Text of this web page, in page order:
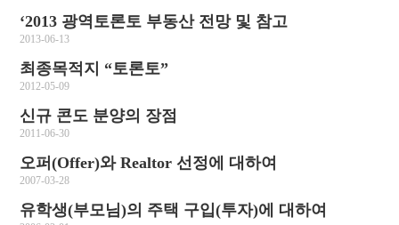
‘2013 광역토론토 부동산 전망 및 참고
2013-06-13
최종목적지 “토론토”
2012-05-09
신규 콘도 분양의 장점
2011-06-30
오퍼(Offer)와 Realtor 선정에 대하여
2007-03-28
유학생(부모님)의 주택 구입(투자)에 대하여